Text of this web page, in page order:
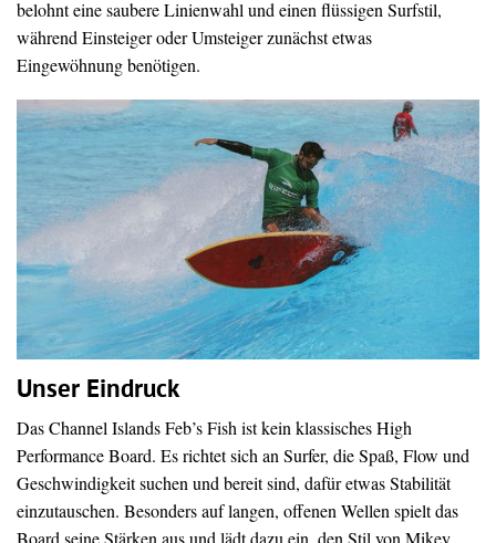
belohnt eine saubere Linienwahl und einen flüssigen Surfstil,
während Einsteiger oder Umsteiger zunächst etwas
Eingewöhnung benötigen.
Unser Eindruck
Das Channel Islands Feb’s Fish ist kein klassisches High
Performance Board. Es richtet sich an Surfer, die Spaß, Flow und
Geschwindigkeit suchen und bereit sind, dafür etwas Stabilität
einzutauschen. Besonders auf langen, offenen Wellen spielt das